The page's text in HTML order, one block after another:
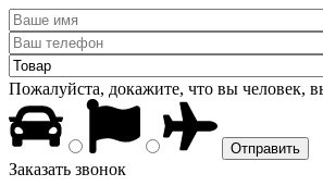
Пожалуйста, докажите, что вы человек,
Заказать звонок